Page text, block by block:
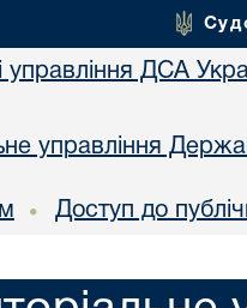
управління ДСА
управління
• Доступ до